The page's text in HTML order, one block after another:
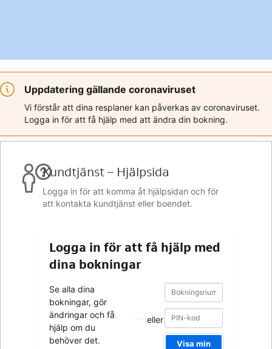
Uppdatering gällande coronaviruset
Vi förstår att dina resplaner kan påverkas av coronaviruset.
Logga in för att få hjälp med att ändra din bokning.
Kundtjänst – Hjälpsida
Logga in för att komma åt hjälpsidan och för
att kontakta kundtjänst eller boendet.
Logga in för att få hjälp med
dina bokningar
Se alla dina
bokningar, gör
ändringar och få
hjälp om du
behöver det.
eller
Bokningsnummer
Bokningsnummer
Visa min